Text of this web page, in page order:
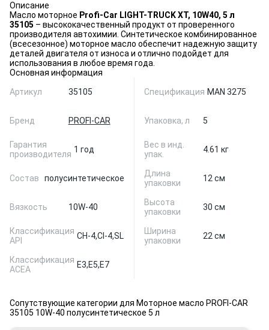
Описание
Масло моторное Profi-Car LIGHT-TRUCK XT, 10W40, 5 л
35105 – высококачественный продукт от проверенного
производителя автохимии. Синтетическое комбинированное
(всесезонное) моторное масло обеспечит надежную защиту
деталей двигателя от износа и отлично подойдет для
использования в любое время года.
Основная информация
Артикул
35105
Бренд PROFI-CAR
Гарантия
производителя 1 год
Состав полусинтетическое
Вязкость 10W-40
Классификация
API
CH-4,CI-4,SL
Классификация
ACEA
E3,E5,E7
Спецификация MAN 3275
Упаковка, л 5
Вес в инд.
упак.
4.61 кг
Длина
упаковки
12 см
Высота
упаковки
30 см
Ширина
упаковки
22 см
Сопутствующие категории для Моторное масло PROFI-CAR
35105 10W-40 полусинтетическое 5 л